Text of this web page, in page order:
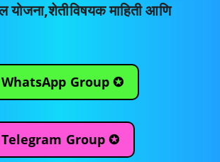
योजना,शेतीविषयक माहिती आणि
Group ✪
Group ✪